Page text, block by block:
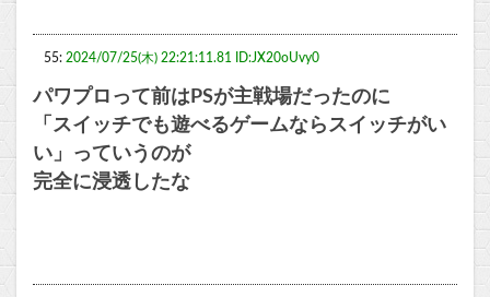
55: 2024/07/25(木) 22:21:11.81 ID:JX20oUvy0
パワプロって前はPSが主戦場だったのに
「スイッチでも遊べるゲームならスイッチがい
い」っていうのが
完全に浸透したな